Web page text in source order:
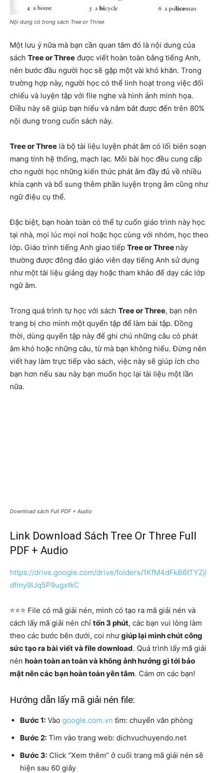
Nội dung có trong sách Tree or Three
Một lưu ý nữa mà bạn cần quan tâm đó là nội dung của
sách Tree or Three được viết hoàn toàn bằng tiếng Anh,
nên bước đầu người học sẽ gặp một vài khó khăn. Trong
trường hợp này, người học có thể linh hoạt trong việc đối
chiếu và luyện tập với file nghe và hình ảnh minh họa.
Điều này sẽ giúp bạn hiểu và nắm bắt được đến trên 80%
nội dung trong cuốn sách này.
Tree or Three là bộ tài liệu luyện phát âm có lối biên soạn
mang tính hệ thống, mạch lạc. Mỗi bài học đều cung cấp
cho người học những kiến thức phát âm đầy đủ về nhiều
khía cạnh và bổ sung thêm phần luyện trọng âm cũng như
ngữ điệu cụ thể.
Đặc biệt, bạn hoàn toàn có thể tự cuốn giáo trình này học
tại nhà, mọi lúc mọi nơi hoặc học cùng với nhóm, học theo
lớp. Giáo trình tiếng Anh giao tiếp Tree or Three này
thường được đông đảo giáo viên dạy tiếng Anh sử dụng
như một tài liệu giảng dạy hoặc tham khảo để dạy các lớp
ngữ âm.
Trong quá trình tự học với sách Tree or Three, bạn nên
trang bị cho mình một quyển tập để làm bài tập. Đồng
thời, dùng quyển tập này để ghi chú những câu có phát
âm khó hoặc những câu, từ mà bạn không hiểu. Đừng nên
viết hay làm trực tiếp vào sách, việc này sẽ giúp ích cho
bạn hơn nếu sau này bạn muốn học lại tài liệu một lần
nữa.
Download sách Full PDF + Audio
Link Download Sách Tree Or Three Full
PDF + Audio
https://drive.google.com/drive/folders/1KfM4dFkB6tTYZjl
dfmy9IJq5P9ugxtkC
⭐️⭐️⭐️ File có mã giải nén, mình có tạo ra mã giải nén và
cách lấy mã giải nén chỉ tốn 3 phút, các bạn vui lòng làm
theo các bước bên dưới, coi nhưgiúp lại mình chút công
sức tạo ra bài viết và file download. Quá trình lấy mã giải
nén hoàn toàn an toàn và không ảnh hưởng gì tới bảo
mật nên các bạn hoàn toàn yên tâm. Cám ơn các bạn!
Hướng dẫn lấy mã giải nén file:
Bước 1: Vào google.com.vn tìm: chuyển văn phòng
Bước 2: Tìm vào trang web: dichvuchuyendo.net
Bước 3: Click “Xem thêm” ở cuối trang mã giải nén sẽ
hiện sau 60 giây